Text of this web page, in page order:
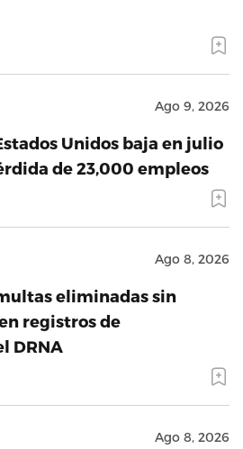
Ago 9, 2026
Unidos baja en julio
de 23,000 empleos
Ago 8, 2026
eliminadas sin
registros de
DRNA
Ago 8, 2026